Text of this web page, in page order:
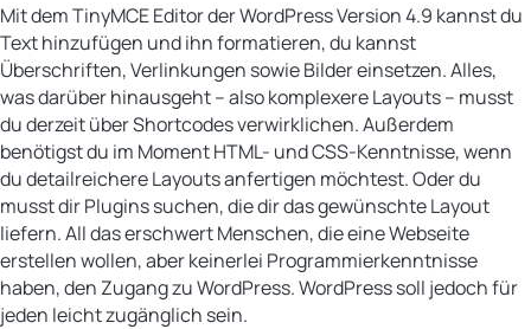
Mit dem TinyMCE Editor der WordPress Version 4.9 kannst du
Text hinzufügen und ihn formatieren, du kannst
Überschriften, Verlinkungen sowie Bilder einsetzen. Alles,
was darüber hinausgeht – also komplexere Layouts – musst
du derzeit über Shortcodes verwirklichen. Außerdem
benötigst du im Moment HTML- und CSS-Kenntnisse, wenn
du detailreichere Layouts anfertigen möchtest. Oder du
musst dir Plugins suchen, die dir das gewünschte Layout
liefern. All das erschwert Menschen, die eine Webseite
erstellen wollen, aber keinerlei Programmierkenntnisse
haben, den Zugang zu WordPress. WordPress soll jedoch für
jeden leicht zugänglich sein.